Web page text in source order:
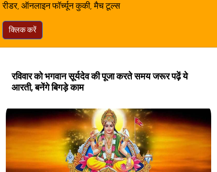
रीडर, ऑनलाइन फॉर्च्यून कुकी, मैच टूल्स
क्लिक करें
रविवार को भगवान सूर्यदेव की पूजा करते समय जरूर पढ़ें ये
आरती, बनेंगे बिगड़े काम